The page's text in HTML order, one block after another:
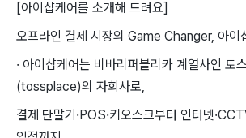
[아이샵케어를 소개해 드려요]
오프라인 결제 시장의 Game Changer, 아이
· 아이샵케어는 비바리퍼블리카 계열사인 토
(tossplace)의 자회사로,
결제 단말기·POS·키오스크부터 인터넷